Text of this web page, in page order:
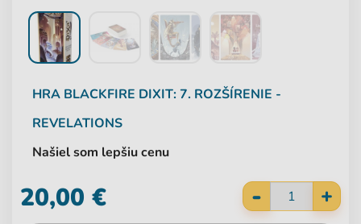
HRA BLACKFIRE DIXIT: 7. ROZŠÍRENIE -
REVELATIONS
Našiel som lepšiu cenu
- +
20,00 €